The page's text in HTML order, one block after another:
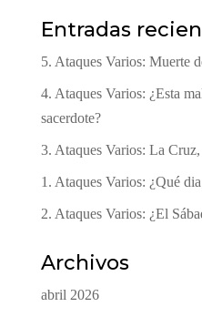
Entradas
5. Ataques Varios: Muerte
4. Ataques Varios: ¿Esta
sacerdote?
3. Ataques Varios: La
1. Ataques Varios: ¿Qué
2. Ataques Varios: ¿El
Archivos
abril 2026